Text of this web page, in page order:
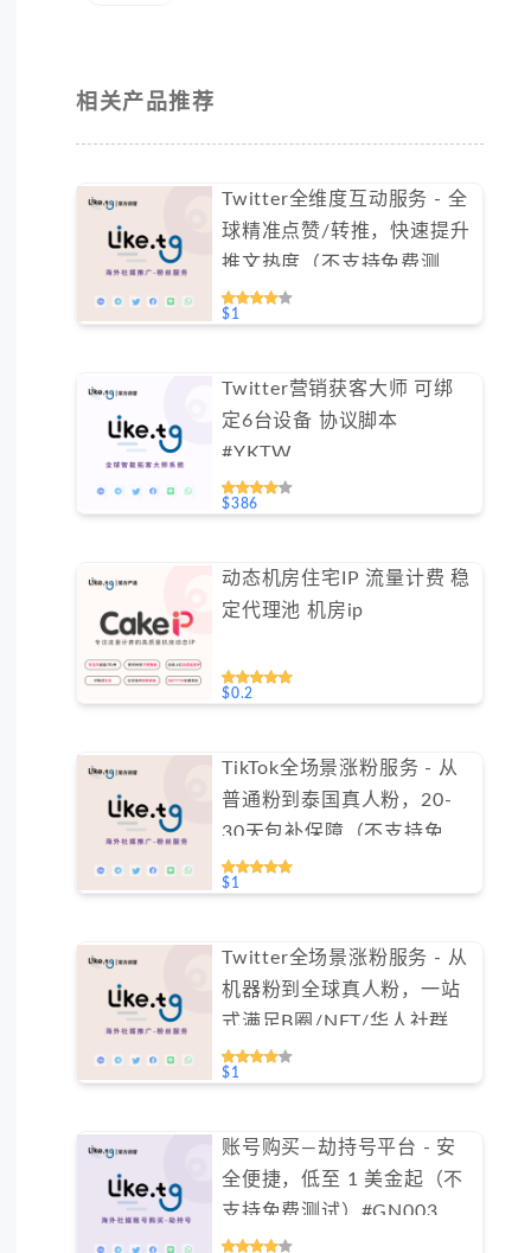
相关产品推荐
Twitter全维度互动服务 - 全
球精准点赞/转推，快速提升
推文热度（不支持免费测
试）
$1
Twitter营销获客大师 可绑
定6台设备 协议脚本
#YKTW
$386
动态机房住宅IP 流量计费 稳
定代理池 机房ip
$0.2
TikTok全场景涨粉服务 - 从
普通粉到泰国真人粉，20-
30天包补保障（不支持免费
测试）
$1
Twitter全场景涨粉服务 - 从
机器粉到全球真人粉，一站
式满足B圈/NFT/华人社群需
求（不支持免费测试）
$1
账号购买—劫持号平台 - 安
全便捷，低至 1 美金起（不
支持免费测试）#GN003